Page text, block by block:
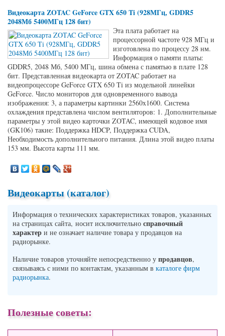
Видеокарта ZOTAC GeForce GTX 650 Ti (928МГц, GDDR5
2048Мб 5400МГц 128 бит)
Эта плата работает на
процессорной частоте 928 МГц и
изготовлена по процессу 28 нм.
Информация о памяти платы:
GDDR5, 2048 Мб, 5400 МГц, шина обмена с памятью в плате 128
бит. Представленная видеокарта от ZOTAC работает на
видеопроцессоре GeForce GTX 650 Ti из модельной линейки
GeForce. Число мониторов для одновременного вывода
изображения: 3, а параметры картинки 2560x1600. Система
охлаждения представлена числом вентиляторов: 1. Дополнительные
параметры у этой видео карточки ZOTAC, имеющей кодовое имя
(GK106) такие: Поддержка HDCP, Поддержка CUDA,
Необходимость дополнительного питания. Длина этой видео платы
153 мм. Высота карты 111 мм.
Видеокарты (каталог)
Информация о технических характеристиках товаров, указанных
на страницах сайта, носит исключительно справочный
характер и не означает наличие товара у продавцов на
радиорынке.
Наличие товаров уточняйте непосредственно у продавцов,
связываясь с ними по контактам, указанным в каталоге фирм
радиорынка.
Полезные советы: